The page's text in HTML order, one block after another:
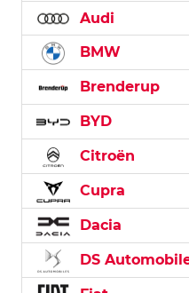
Audi
BMW
Brenderup
BYD
Citroën
Cupra
Dacia
DS